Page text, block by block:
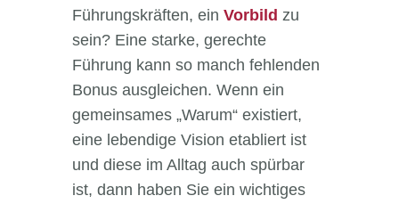
Führungskräften, ein Vorbild zu
sein? Eine starke, gerechte
Führung kann so manch fehlenden
Bonus ausgleichen. Wenn ein
gemeinsames „Warum“ existiert,
eine lebendige Vision etabliert ist
und diese im Alltag auch spürbar
ist, dann haben Sie ein wichtiges